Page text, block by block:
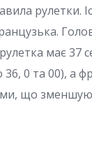
рулетки.
має 37
0 та 00), а
що